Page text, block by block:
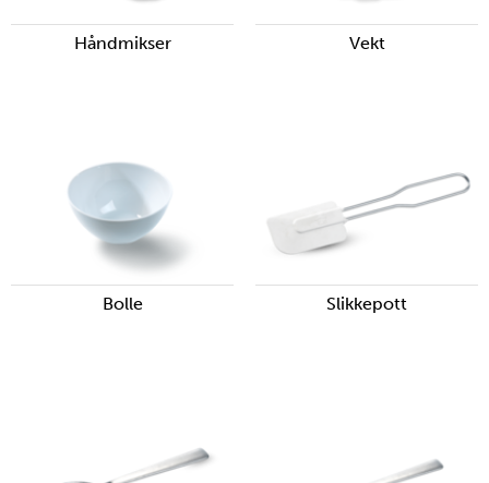
Håndmikser Vekt
Bolle Slikkepott